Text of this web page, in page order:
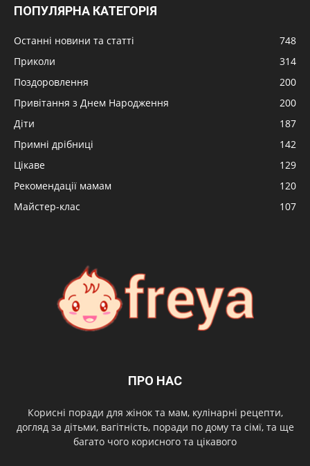
ПОПУЛЯРНА КАТЕГОРІЯ
Останні новини та статті
748
Приколи
314
Поздоровлення
200
Привітання з Днем Народження
200
Діти
187
Примні дрібниці
142
Цікаве
129
Рекомендації мамам
120
Майстер-клас
107
ПРО НАС
Корисні поради для жінок та мам, кулінарні рецепти,
догляд за дітьми, вагітність, поради по дому та сімї, та ще
багато чого корисного та цікавого